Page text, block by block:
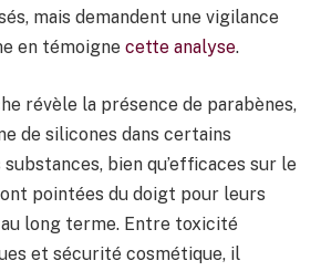
mais demandent une vigilance
en témoigne cette analyse.
révèle la présence de parabènes,
de silicones dans certains
bien qu’efficaces sur le
pointées du doigt pour leurs
long terme. Entre toxicité
et sécurité cosmétique, il